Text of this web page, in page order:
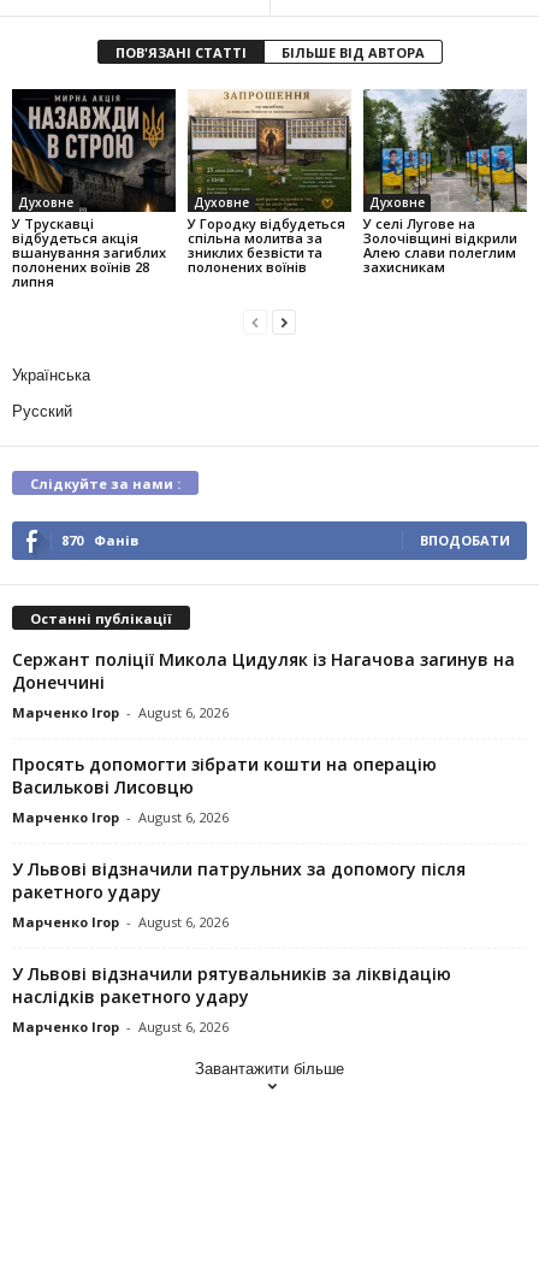
ПОВ'ЯЗАНІ СТАТТІ БІЛЬШЕ ВІД АВТОРА
Духовне
У Трускавці
відбудеться акція
вшанування загиблих
полонених воїнів 28
липня
Духовне
У Городку відбудеться
спільна молитва за
зниклих безвісти та
полонених воїнів
Духовне
У селі Лугове на
Золочівщині відкрили
Алею слави полеглим
захисникам
Українська
Русский
Слідкуйте за нами :
870 Фанів ВПОДОБАТИ
Останні публікації
Сержант поліції Микола Цидуляк із Нагачова загинув на
Донеччині
Марченко Ігор - August 6, 2026
Просять допомогти зібрати кошти на операцію
Василькові Лисовцю
Марченко Ігор - August 6, 2026
У Львові відзначили патрульних за допомогу після
ракетного удару
Марченко Ігор - August 6, 2026
У Львові відзначили рятувальників за ліквідацію
наслідків ракетного удару
Марченко Ігор - August 6, 2026
Завантажити більше